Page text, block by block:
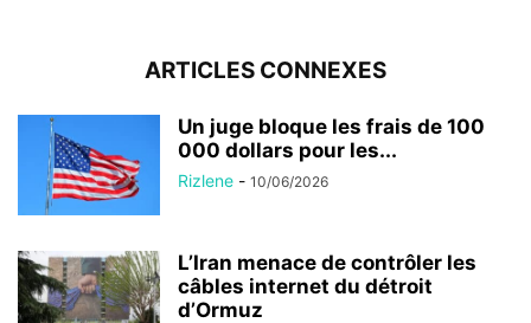
ARTICLES CONNEXES
Un juge bloque les frais de 100
000 dollars pour les...
Rizlene - 10/06/2026
L’Iran menace de contrôler les
câbles internet du détroit
d’Ormuz